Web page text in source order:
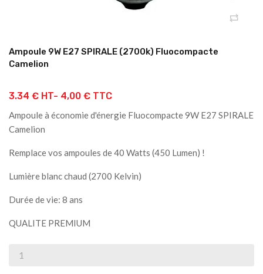
Ampoule 9W E27 SPIRALE (2700k) Fluocompacte
Camelion
3.34 € HT- 4,00 € TTC
Ampoule à économie d'énergie Fluocompacte 9W E27 SPIRALE
Camelion
Remplace vos ampoules de 40 Watts (450 Lumen) !
Lumière blanc chaud (2700 Kelvin)
Durée de vie: 8 ans
QUALITE PREMIUM